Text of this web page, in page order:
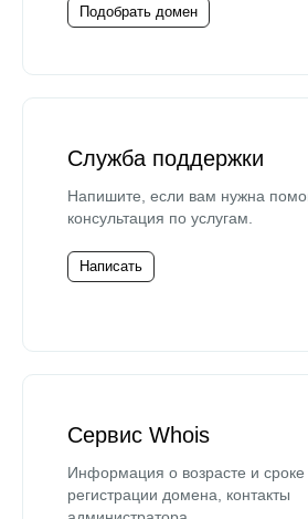
Подобрать домен
Служба поддержки
Напишите, если вам нужна
консультация по услугам.
Написать
Сервис Whois
Информация о возрасте и сроке
регистрации домена, контакты